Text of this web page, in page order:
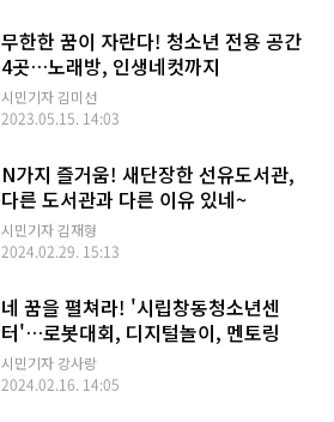
무한한 꿈이 자란다! 청소년 전용 공간
4곳…노래방, 인생네컷까지
시민기자 김미선
2023.05.15. 14:03
N가지 즐거움! 새단장한 선유도서관,
다른 도서관과 다른 이유 있네~
시민기자 김재형
2024.02.29. 15:13
네 꿈을 펼쳐라! '시립창동청소년센
터'…로봇대회, 디지털놀이, 멘토링
시민기자 강사랑
2024.02.16. 14:05